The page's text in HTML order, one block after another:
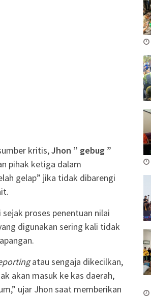
kritis,Jhon ” gebug ”
pihak ketiga dalam
gelap” jika tidak dibarengi
proses penentuan nilai
digunakan sering kali tidak
atau sengaja dikecilkan,
akan masuk ke kas daerah,
ujar Jhon saat memberikan